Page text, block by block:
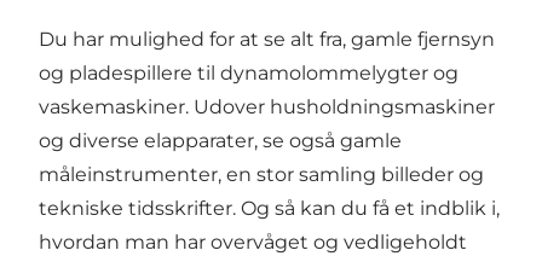
Du har mulighed for at se alt fra, gamle fjernsyn
og pladespillere til dynamolommelygter og
vaskemaskiner. Udover husholdningsmaskiner
og diverse elapparater, se også gamle
måleinstrumenter, en stor samling billeder og
tekniske tidsskrifter. Og så kan du få et indblik i,
hvordan man har overvåget og vedligeholdt